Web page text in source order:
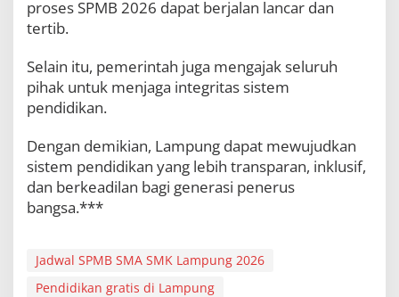
proses SPMB 2026 dapat berjalan lancar dan
tertib.
Selain itu, pemerintah juga mengajak seluruh
pihak untuk menjaga integritas sistem
pendidikan.
Dengan demikian, Lampung dapat mewujudkan
sistem pendidikan yang lebih transparan, inklusif,
dan berkeadilan bagi generasi penerus
bangsa.***
Jadwal SPMB SMA SMK Lampung 2026
Pendidikan gratis di Lampung